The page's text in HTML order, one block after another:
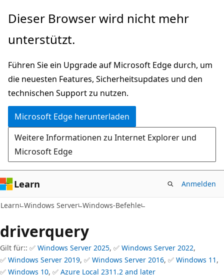
Zu
wechseln
Dieser Browser wird nicht mehr
unterstützt.
Führen Sie ein Upgrade auf Microsoft Edge durch, um
die neuesten Features, Sicherheitsupdates und den
technischen Support zu nutzen.
Microsoft Edge herunterladen
Weitere Informationen zu Internet Explorer und
Microsoft Edge
Learn Anmelden
Learn Windows Server Windows-Befehle
driverquery
Gilt für:: ✅ Windows Server 2025, ✅ Windows Server 2022,
✅ Windows Server 2019, ✅ Windows Server 2016, ✅ Windows 11 ,
✅ Windows 10, ✅ Azure Local 2311.2 and later